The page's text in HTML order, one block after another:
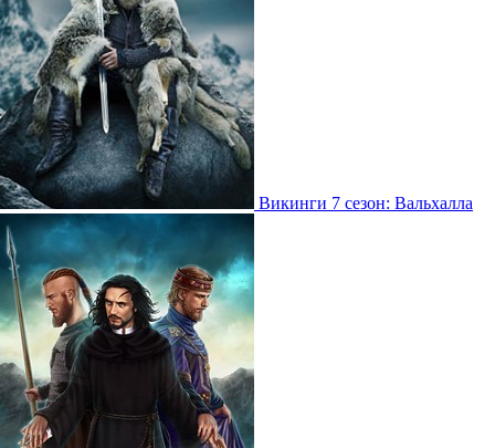
Викинги 7 сезон: Вальхалла